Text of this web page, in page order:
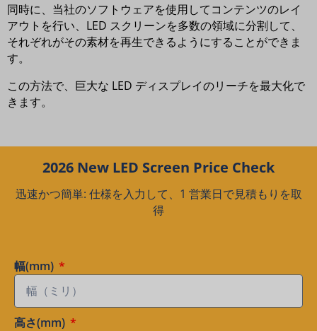
同時に、当社のソフトウェアを使用してコンテンツのレイ
アウトを行い、LED スクリーンを多数の領域に分割して、
それぞれがその素材を再生できるようにすることができま
す。
この方法で、巨大な LED ディスプレイのリーチを最大化で
きます。
2026 New LED Screen Price Check
迅速かつ簡単: 仕様を入力して、1 営業日で見積もりを取
得
幅(mm)
高さ(mm)